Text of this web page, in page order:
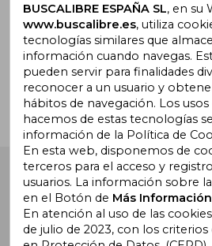
¿Necesitas ayuda?
Ir a Centro de Soporte
Buscalibre España . Calle Energía, 65,
Cornellà de Llobregat, Barcelona.
BUSCALIBRE ESPAÑA SL, en su
www.buscalibre.es, utiliza
tecnologías similares que
información cuando navegas.
pueden servir para finalidades
reconocer a un usuario y
hábitos de navegación. Los
hacemos de estas tecnologías
información de la Política de
En esta web, disponemos de
terceros para el acceso y
usuarios. La información sobre
en el Botón de Más
En atención al uso de las
de julio de 2023, con los